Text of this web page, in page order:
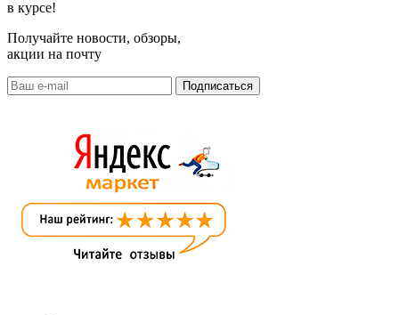
в курсе!
Получайте новости, обзоры,
акции на почту